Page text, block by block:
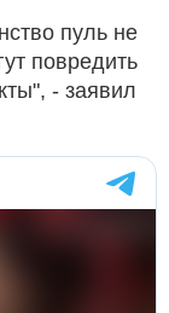
пуль не
повредить
- заявил